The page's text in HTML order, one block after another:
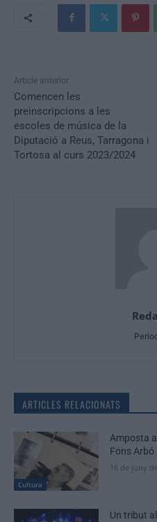
Article anterior
Comencen les
preinscripcions a les
escoles de música de la
Diputació a Reus, Tarragona i
Tortosa al curs 2023/2024
ARTICLES RELACIONATS
Cultura
Amposta
Fons Arbó
16 de juny
Un tribut